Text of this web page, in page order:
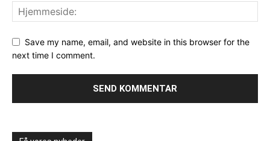
Save my name, email, and website in this browser for the
next time I comment.